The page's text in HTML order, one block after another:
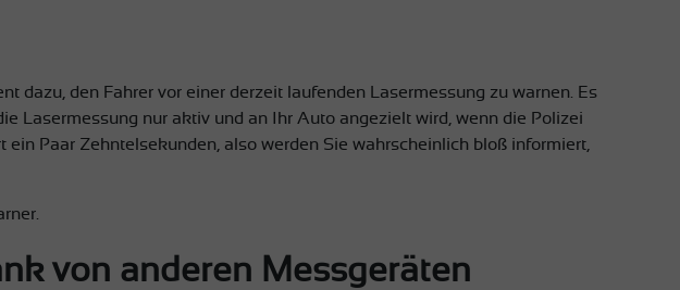
dazu, den Fahrer vor einer derzeit laufenden Lasermessung zu warnen. Es
Lasermessung nur aktiv und an Ihr Auto angezielt wird, wenn die Polizei
Paar Zehntelsekunden, also werden Sie wahrscheinlich bloß informiert,
von anderen Messgeräten